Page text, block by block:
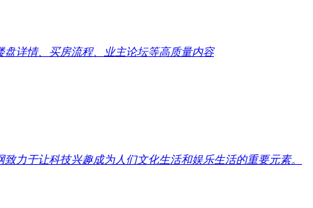
详情、买房流程、业主论坛等高质量内容
力于让科技兴趣成为人们文化生活和娱乐生活的重要元素。